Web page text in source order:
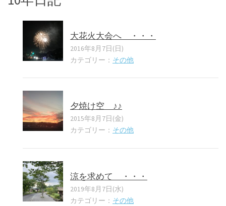
大花火大会へ ・・・
2016年8月7日(日)
カテゴリー： その他
夕焼け空 ♪♪
2015年8月7日(金)
カテゴリー： その他
涼を求めて ・・・
2019年8月7日(水)
カテゴリー： その他